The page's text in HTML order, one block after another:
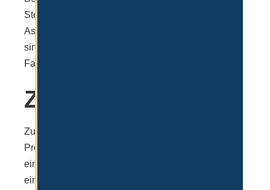
Steuerregistrierung und Buchhaltung. Auch weitere
Aspekte, die bei einer Auswanderung entscheidend
sind (Immobilien, Führerschein, VISA für
Familienmitglieder etc.) sind darin nicht enthalten.
Zusammenfassung
Zusammenfassend lässt sich sagen, dass der
Prozess der Firmengründung bei IFZA direkt bei
einem Ansprechpartner von IFZA selbst oder über
einen registrierten Partner ablaufen kann. Die